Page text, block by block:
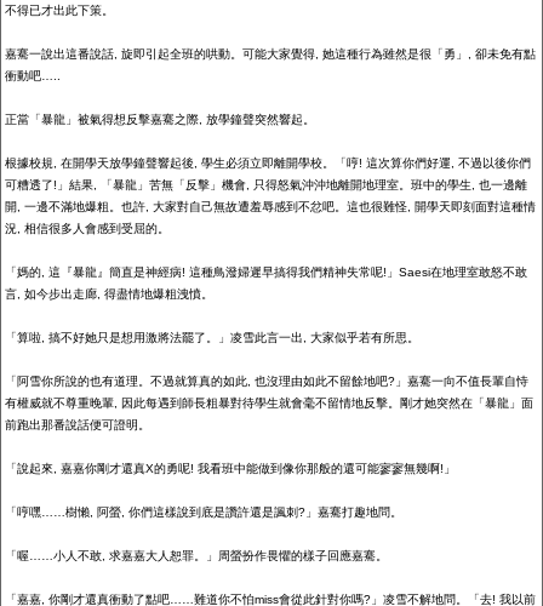
不得已才出此下策。
嘉騫一說出這番說話 旋即引起全班的哄動。可能大家覺得 她這種行為雖然是很「勇」
卻未免有點
衝動吧…
正當「暴龍」被氣得想反擊嘉騫之際 放學鐘聲突然響起。
根據校規 在開學天放學鐘聲響起後 學生必須立即離開學校。「哼! 這次算你們好運
不過以後你們
可糟透了! 」結果 「暴龍」苦無「反擊」機會 只得怒氣沖沖地離開地理室。班中的學生
也一邊離
開
一邊不滿地爆粗。也許 大家對自己無故遭羞辱感到不忿吧。這也很難怪
開學天即刻面對這種情
況
相信很多人會感到受屈的。
「媽的 這『暴龍』簡直是神經病! 這種鳥潑婦遲早搞得我們精神失常呢! 」 Saesi在地理室敢怒不敢
言 如今步出走廊 得盡情地爆粗洩憤。
「算啦 搞不好她只是想用激將法罷了。」凌雪此言一出 大家似乎若有所思。
「阿雪你所說的也有道理。不過就算真的如此 也沒理由如此不留餘地吧? 」嘉騫一向不值長輩自恃
有權威就不尊重晚輩
因此每遇到師長粗暴對待學生就會毫不留情地反擊。剛才她突然在「暴龍」面
前跑出那番說話便可證明。
「說起來 嘉嘉你剛才還真X的勇呢! 我看班中能做到像你那般的還可能寥寥無幾啊! 」
「哼嘿……樹懶 阿螢 你們這樣說到底是讚許還是諷刺? 」嘉騫打趣地問。
「喔……小人不敢 求嘉嘉大人恕罪。」周螢扮作畏懼的樣子回應嘉騫。
「嘉嘉 你剛才還真衝動了點吧……難道你不怕miss會從此針對你嗎? 」凌雪不解地問。「去! 我以前